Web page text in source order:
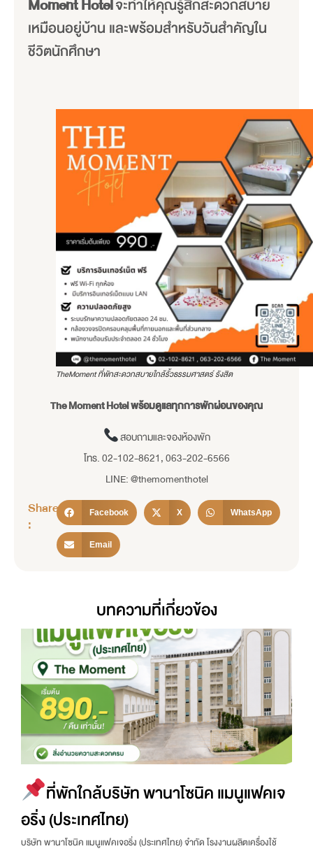
Moment Hotelจะทำให้คุณรู้สึกสะดวกสบาย
เหมือนอยู่บ้าน และพร้อมสำหรับวันสำคัญใน
ชีวิตนักศึกษา
TheMoment ที่พักสะดวกสบายใกล้รั้วธรรมศาสตร์ รังสิต
The Moment Hotel พร้อมดูแลทุกการพักผ่อนของคุณ
สอบถามและจองห้องพัก
โทร. 02-102-8621, 063-202-6566
LINE: @themomenthotel
Share
:
Facebook X WhatsApp
Email
บทความที่เกี่ยวข้อง
ที่พักใกล้บริษัท พานาโซนิค แมนูแฟคเจ
อริ่ง (ประเทศไทย)
บริษัท พานาโซนิค แมนูแฟคเจอริ่ง (ประเทศไทย) จำกัด โรงงานผลิตเครื่องใช้